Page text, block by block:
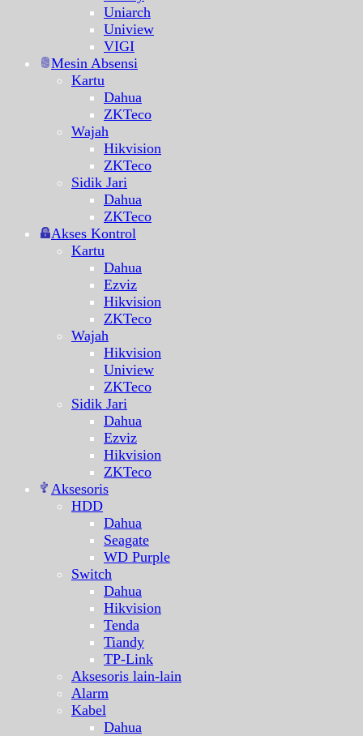
Uniarch
Uniview
VIGI
Mesin Absensi
Kartu
Dahua
ZKTeco
Wajah
Hikvision
ZKTeco
Sidik Jari
Dahua
ZKTeco
Akses Kontrol
Kartu
Dahua
Ezviz
Hikvision
ZKTeco
Wajah
Hikvision
Uniview
ZKTeco
Sidik Jari
Dahua
Ezviz
Hikvision
ZKTeco
Aksesoris
HDD
Dahua
Seagate
WD Purple
Switch
Dahua
Hikvision
Tenda
Tiandy
TP-Link
Aksesoris lain-lain
Alarm
Kabel
Dahua